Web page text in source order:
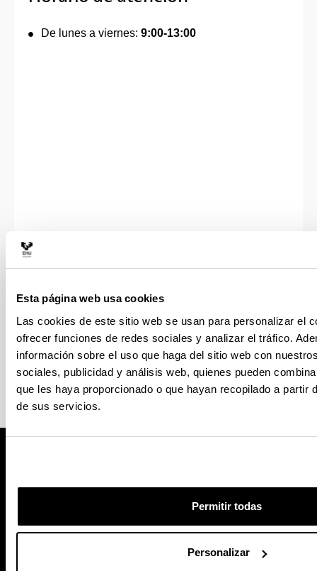
Esta página web usa cookies
Las cookies de este sitio web se usan para personalizar el
ofrecer funciones de redes sociales y analizar el tráfico.
información sobre el uso que haga del sitio web con
sociales, publicidad y análisis web, quienes pueden
que les haya proporcionado o que hayan recopilado a partir
de sus servicios.
Permitir todas
Personalizar
De lunes a viernes: 9:00-13:00